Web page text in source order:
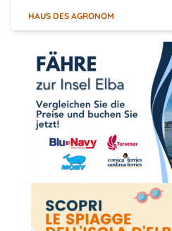
HAUS DES AGRONOM